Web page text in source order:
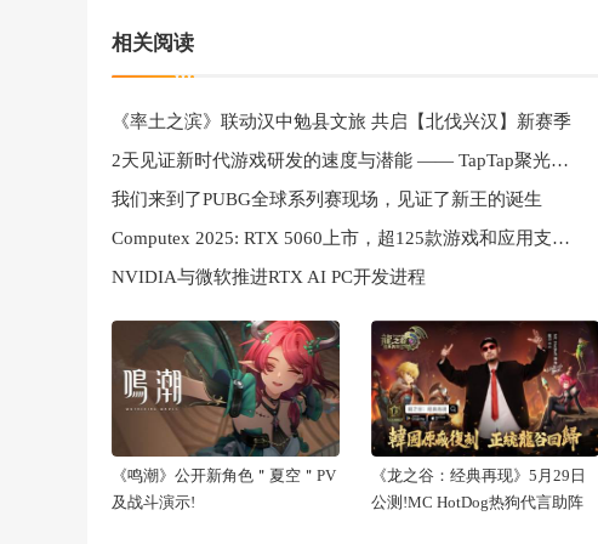
相关阅读
《率土之滨》联动汉中勉县文旅 共启【北伐兴汉】新赛季
2天见证新时代游戏研发的速度与潜能 —— TapTap聚光灯48小时GameJam开启报名
我们来到了PUBG全球系列赛现场，见证了新王的诞生
Computex 2025: RTX 5060上市，超125款游戏和应用支持DLSS 4
NVIDIA与微软推进RTX AI PC开发进程
《鸣潮》公开新角色＂夏空＂PV
及战斗演示!
《龙之谷：经典再现》5月29日
公测!MC HotDog热狗代言助阵